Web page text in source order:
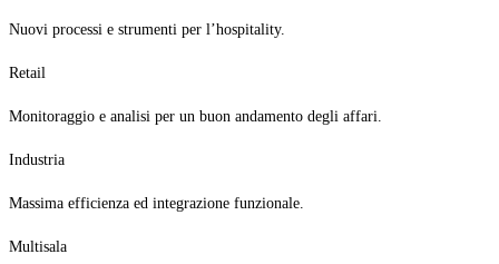
Nuovi processi e strumenti per l’hospitality.
Retail
Monitoraggio e analisi per un buon andamento degli affari.
Industria
Massima efficienza ed integrazione funzionale.
Multisala